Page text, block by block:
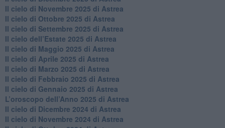
​Il cielo di Novembre 2025 di Astrea
​Il cielo di Ottobre 2025 di Astrea
Il cielo di Settembre 2025 di Astrea
Il cielo dell’Estate 2025 di Astrea
​Il cielo di Maggio 2025 di Astrea
​Il cielo di Aprile 2025 di Astrea
Il cielo di Marzo 2025 di Astrea
​Il cielo di Febbraio 2025 di Astrea
Il cielo di Gennaio 2025 di Astrea
​L’oroscopo dell’Anno 2025 di Astrea
​Il cielo di Dicembre 2024 di Astrea
Il cielo di Novembre 2024 di Astrea